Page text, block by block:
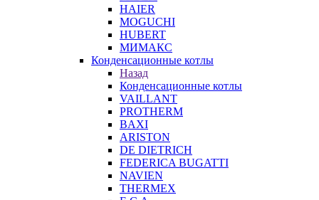
HAIER
MOGUCHI
HUBERT
МИМАКС
Конденсационные котлы
Назад
Конденсационные котлы
VAILLANT
PROTHERM
BAXI
ARISTON
DE DIETRICH
FEDERICA BUGATTI
NAVIEN
THERMEX